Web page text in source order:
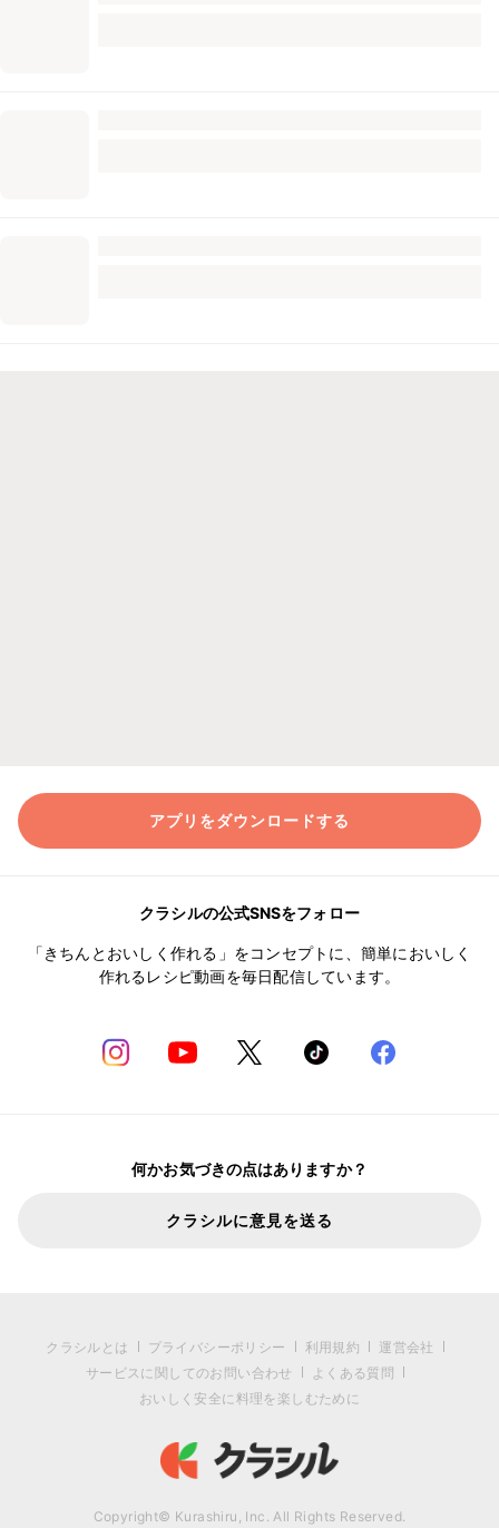
アプリをダウンロードする
クラシルの公式SNSをフォロー
「きちんとおいしく作れる」をコンセプトに、簡単においしく
作れるレシピ動画を毎日配信しています。
何かお気づきの点はありますか？
クラシルに意見を送る
クラシルとは プライバシーポリシー 利用規約
運営会社
サービスに関してのお問い合わせ
よくある質問
おいしく安全に料理を楽しむために
Copyright© Kurashiru, Inc. All Rights Reserved.